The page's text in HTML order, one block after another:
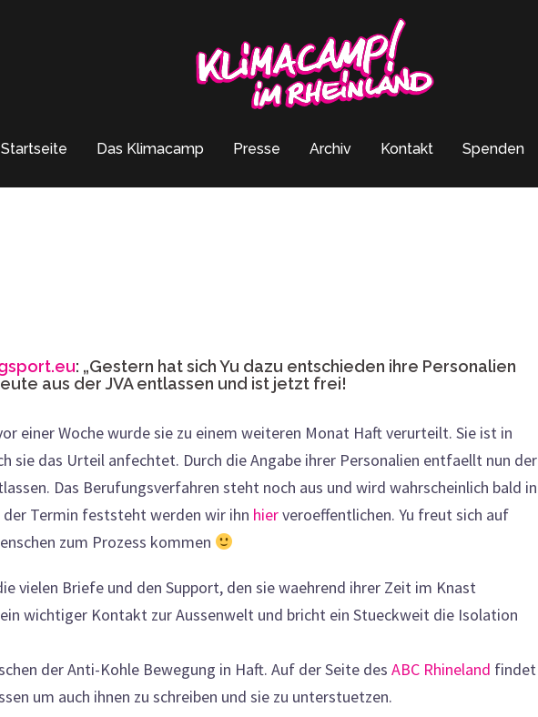
Startseite Das Klimacamp Presse Archiv Kontakt Spenden
: „Gestern hat sich Yu dazu entschieden ihre Personalien
aus der JVA entlassen und ist jetzt frei!
einer Woche wurde sie zu einem weiteren Monat Haft verurteilt. Sie ist in
sie das Urteil anfechtet. Durch die Angabe ihrer Personalien entfaellt nun der
Das Berufungsverfahren steht noch aus und wird wahrscheinlich bald in
Termin feststeht werden wir ihn hierveroeffentlichen. Yu freut sich auf
zum Prozess kommen
vielen Briefe und den Support, den sie waehrend ihrer Zeit im Knast
wichtiger Kontakt zur Aussenwelt und bricht ein Stueckweit die Isolation
der Anti-Kohle Bewegung in Haft. Auf der Seite des ABC Rhineland findet
um auch ihnen zu schreiben und sie zu unterstuetzen.